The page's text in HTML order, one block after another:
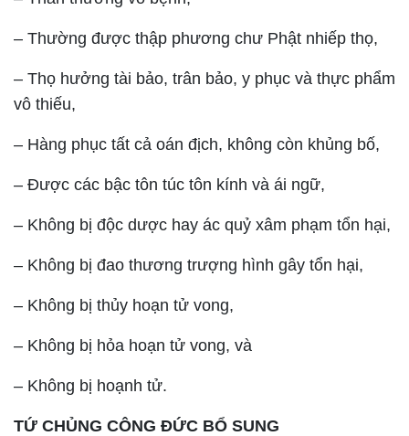
– Thường được thập phương chư Phật nhiếp thọ,
– Thọ hưởng tài bảo, trân bảo, y phục và thực phẩm
vô thiếu,
– Hàng phục tất cả oán địch, không còn khủng bố,
– Được các bậc tôn túc tôn kính và ái ngữ,
– Không bị độc dược hay ác quỷ xâm phạm tổn hại,
– Không bị đao thương trượng hình gây tổn hại,
– Không bị thủy hoạn tử vong,
– Không bị hỏa hoạn tử vong, và
– Không bị hoạnh tử.
TỨ CHỦNG CÔNG ĐỨC BỔ SUNG